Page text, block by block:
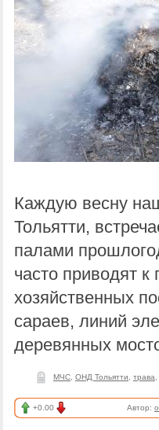
Каждую весну
Тольятти,
палами
часто приводят
хозяйственных
сараев, линий
деревянных
МЧС ОНД Тольятти трава
+0.00 Автор: